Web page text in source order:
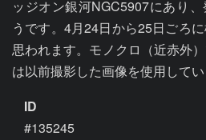
ッジオン銀河NGC5907にあり
うです。4月24日から25日ごろ
思われます。モノクロ（近赤外
は以前撮影した画像を使用してい
ID
#135245